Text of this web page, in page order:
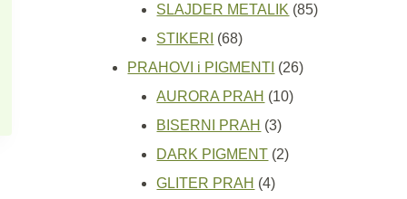
proizvoda
SLAJDER METALIK 8585
STIKERI 6868
proizvoda
PRAHOVI i PIGMENTI 2626
AURORA PRAH 1010
BISERNI PRAH 33
proizvoda
DARK PIGMENT 22
GLITER PRAH 44